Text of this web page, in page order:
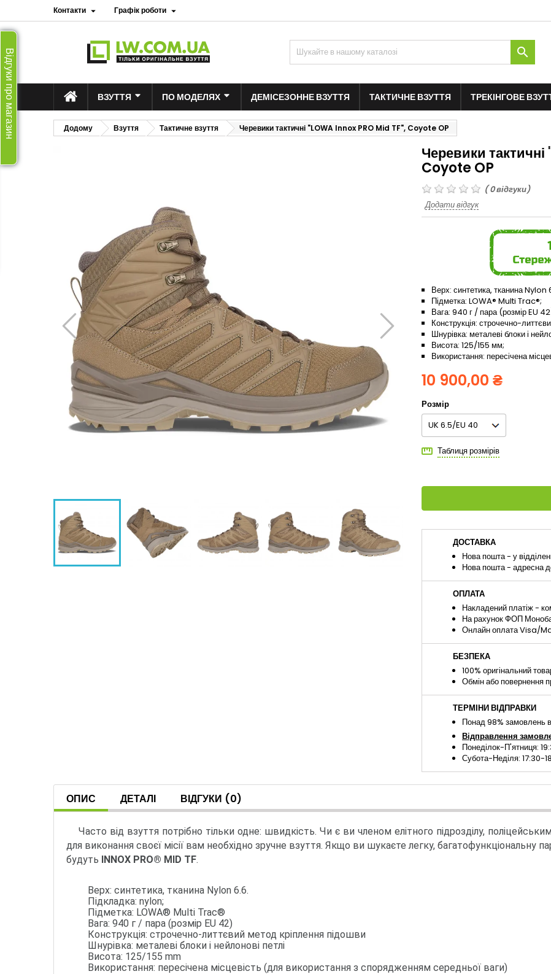
Контакти  Графік роботи 

ВЗУТТЯ ПО МОДЕЛЯХ ДЕМІСЕЗОННЕ ВЗУТТЯ ТАКТИЧНЕ ВЗУТТЯ ТРЕКІНГОВЕ
Додому Взуття Тактичне взуття Черевики тактичні "LOWA Innox PRO Mid TF", Coyote OP
Черевики
Coyote OP
(0відгуки)
Додати відгук
Верх: синтетика, тканина Nylon
Підметка: LOWA® Multi Trac®;
Вага: 940 г / пара (розмір EU
Конструкція: строчечно-
Шнурівка: металеві блоки і
Висота: 125/155 мм;
Використання: пересічена
10 900,00 ₴
Розмір
Таблиця розмірів
ДОСТАВКА
Нова пошта - у
Нова пошта - адресна
ОПЛАТА
Накладений платіж -
На рахунок ФОП
Онлайн оплата Visa/
БЕЗПЕКА
100% оригінальний
Обмін або повернення
ТЕРМІНИ ВІДПРАВКИ
Понад 98% замовлень
Відправлення
Понеділок-П'ятниця:
Субота-Неділя: 17:30-
ОПИС ДЕТАЛІ ВІДГУКИ (0)
Часто від взуття потрібно тільки одне: швидкість. Чи є ви членом елітного підрозділу,
для виконання своєї місії вам необхідно зручне взуття. Якщо ви шукаєте легку, багатофункціональну
будуть INNOX PRO® MID TF.
Верх: синтетика, тканина Nylon 6.6.
Підкладка: nylon;
Підметка: LOWA® Multi Trac®
Вага: 940 г / пара (розмір EU 42)
Конструкція: строчечно-литтєвий метод кріплення підошви
Шнурівка: металеві блоки і нейлонові петлі
Висота: 125/155 mm
Використання: пересічена місцевість (для використання з спорядженням середньої ваги)
Відгуки про магазин